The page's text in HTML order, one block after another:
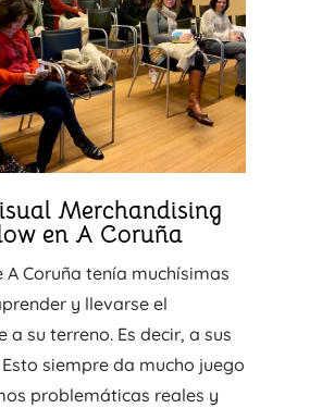
Merchandising
en A Coruña
A Coruña tenía muchísimas
y llevarse el
a su terreno. Es decir, a sus
siempre da mucho juego
problemáticas reales y